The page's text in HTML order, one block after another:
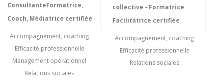
ConsultanteFormatrice,
Coach, Médiatrice certifiée
Accompagnement, coaching
Efficacité professionnelle
Management opérationnel
Relations sociales
collective - Formatrice
Facilitatrice certifiée
Accompagnement, coaching
Efficacité professionnelle
Relations sociales